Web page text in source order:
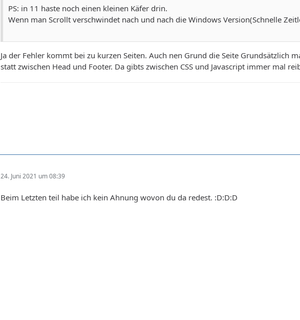
PS: in 11 haste noch einen kleinen Käfer drin.
Wenn man Scrollt verschwindet nach und nach die Windows Version(Schnelle
Ja der Fehler kommt bei zu kurzen Seiten. Auch nen Grund die Seite Grundsätzlich
statt zwischen Head und Footer. Da gibts zwischen CSS und Javascript immer mal
24. Juni 2021 um 08:39
Beim Letzten teil habe ich kein Ahnung wovon du da redest. :D:D:D